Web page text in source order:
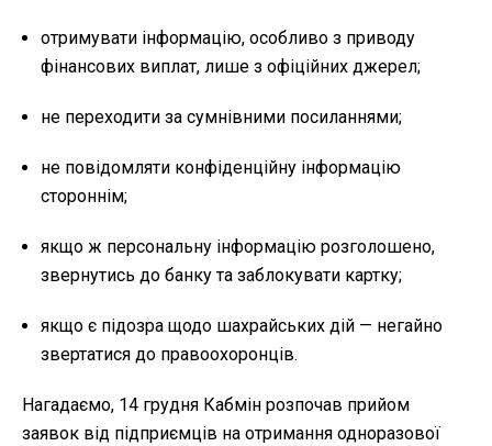
отримувати інформацію, особливо з приводу
фінансових виплат, лише з офіційних джерел;
не переходити за сумнівними посиланнями;
не повідомляти конфіденційну інформацію
стороннім;
якщо ж персональну інформацію розголошено,
звернутись до банку та заблокувати картку;
якщо є підозра щодо шахрайських дій — негайно
звертатися до правоохоронців.
Нагадаємо, 14 грудня Кабмін розпочав прийом
заявок від підприємців на отримання одноразової